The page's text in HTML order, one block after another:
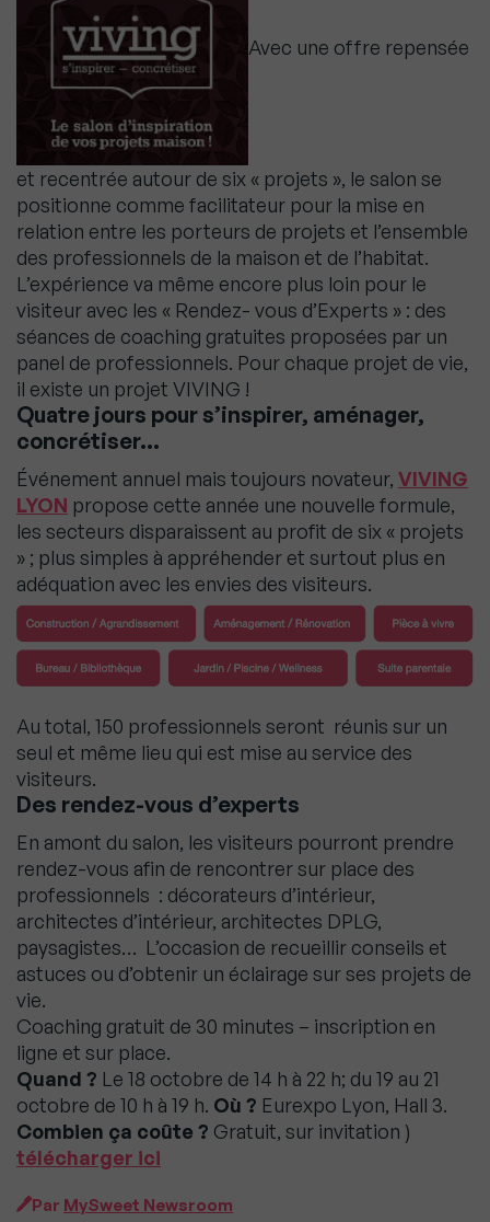
Avec une offre repensée
et recentrée autour de six « projets », le salon se
positionne comme facilitateur pour la mise en
relation entre les porteurs de projets et l’ensemble
des professionnels de la maison et de l’habitat.
L’expérience va même encore plus loin pour le
visiteur avec les « Rendez- vous d’Experts » : des
séances de coaching gratuites proposées par un
panel de professionnels. Pour chaque projet de vie,
il existe un projet VIVING !
Quatre jours pour s’inspirer, aménager,
concrétiser…
Événement annuel mais toujours novateur, VIVING
LYON propose cette année une nouvelle formule,
les secteurs disparaissent au profit de six « projets
» ; plus simples à appréhender et surtout plus en
adéquation avec les envies des visiteurs.
Au total, 150 professionnels seront réunis sur un
seul et même lieu qui est mise au service des
visiteurs.
Des rendez-vous d’experts
En amont du salon, les visiteurs pourront prendre
rendez-vous afin de rencontrer sur place des
professionnels : décorateurs d’intérieur,
architectes d’intérieur, architectes DPLG,
paysagistes… L’occasion de recueillir conseils et
astuces ou d’obtenir un éclairage sur ses projets de
vie.
Coaching gratuit de 30 minutes – inscription en
ligne et sur place.
Quand ? Le 18 octobre de 14 h à 22 h; du 19 au 21
octobre de 10 h à 19 h. Où ? Eurexpo Lyon, Hall 3.
Combien ça coûte ? Gratuit, sur invitation )
télécharger ici
Par MySweet Newsroom